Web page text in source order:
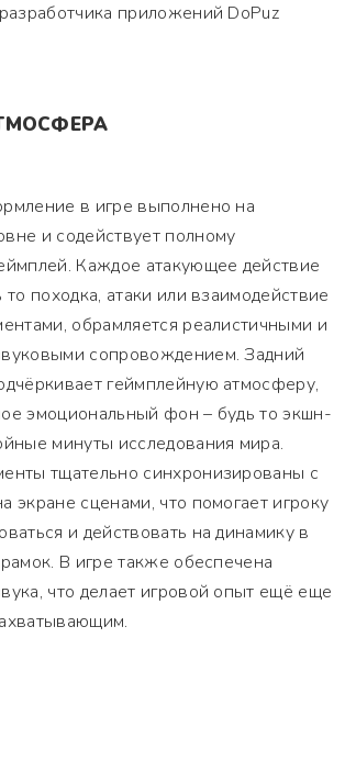
приложений DoPuz
в игре выполнено на
и содействует полному
Каждое атакующее действие
походка, атаки или взаимодействие
обрамляется реалистичными и
сопровождением. Задний
геймплейную атмосферу,
эмоциональный фон – будь то экшн-
минуты исследования мира.
тщательно синхронизированы с
экране сценами, что помогает игроку
и действовать на динамику в
В игре также обеспечена
что делает игровой опыт ещё еще